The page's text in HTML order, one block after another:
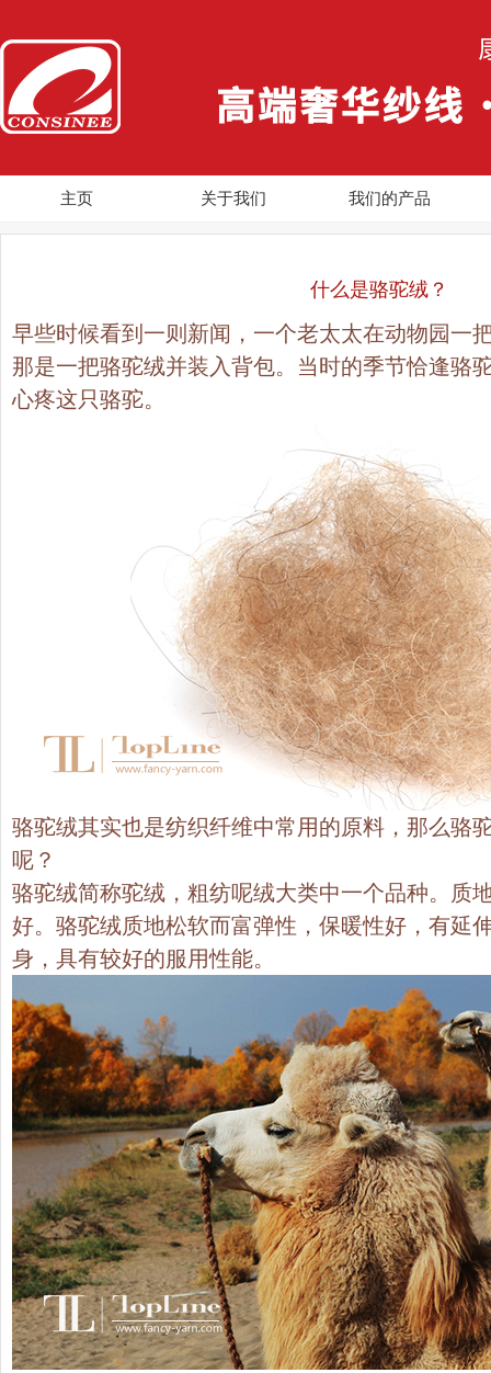
主页 关于我们 我们的产品
什么是骆驼绒？
早些时候看到一则新闻，一个老太太在动物园一
那是一把骆驼绒并装入背包。当时的季节恰逢骆
心疼这只骆驼。
骆驼绒其实也是纺织纤维中常用的原料，那么骆
呢？
骆驼绒简称驼绒，粗纺呢绒大类中一个品种。质
好。骆驼绒质地松软而富弹性，保暖性好，有延
身，具有较好的服用性能。